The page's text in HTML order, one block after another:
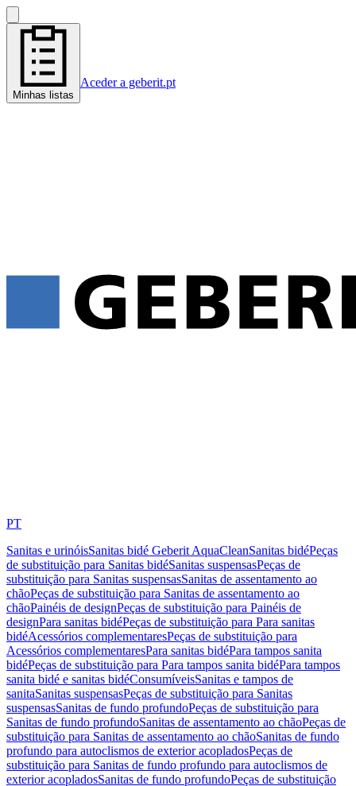
Minhas listas
Aceder a geberit.pt
PT
Sanitas e urinóisSanitas bidé Geberit AquaCleanSanitas bidéPeças
de substituição para Sanitas bidéSanitas suspensasPeças de
substituição para Sanitas suspensasSanitas de assentamento ao
chãoPeças de substituição para Sanitas de assentamento ao
chãoPainéis de designPeças de substituição para Painéis de
designPara sanitas bidéPeças de substituição para Para sanitas
bidéAcessórios complementaresPeças de substituição para
Acessórios complementaresPara sanitas bidéPara tampos sanita
bidéPeças de substituição para Para tampos sanita bidéPara tampos
sanita bidé e sanitas bidéConsumíveisSanitas e tampos de
sanitaSanitas suspensasPeças de substituição para Sanitas
suspensasSanitas de fundo profundoPeças de substituição para
Sanitas de fundo profundoSanitas de assentamento ao chãoPeças de
substituição para Sanitas de assentamento ao chãoSanitas de fundo
profundo para autoclismos de exterior acopladosPeças de
substituição para Sanitas de fundo profundo para autoclismos de
exterior acopladosSanitas de fundo profundoPeças de substituição